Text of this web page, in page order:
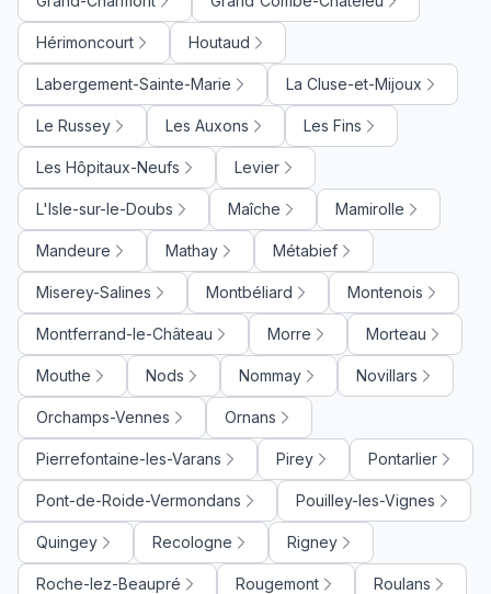
Hérimoncourt Houtaud
Labergement-Sainte-Marie La Cluse-et-Mijoux
Le Russey Les Auxons Les Fins
Les Hôpitaux-Neufs Levier
L'Isle-sur-le-Doubs Maîche Mamirolle
Mandeure Mathay Métabief
Miserey-Salines Montbéliard Montenois
Montferrand-le-Château Morre Morteau
Mouthe Nods Nommay Novillars
Orchamps-Vennes Ornans
Pierrefontaine-les-Varans Pirey Pontarlier
Pont-de-Roide-Vermondans Pouilley-les-Vignes
Quingey Recologne Rigney
Roche-lez-Beaupré Rougemont Roulans